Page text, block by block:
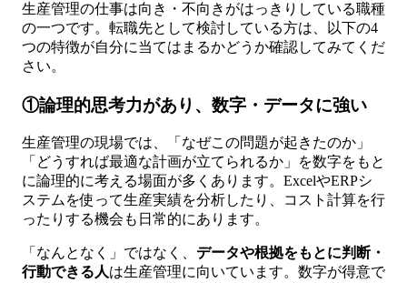
生産管理の仕事は向き・不向きがはっきりしている職種
の一つです。転職先として検討している方は、以下の4
つの特徴が自分に当てはまるかどうか確認してみてくだ
さい。
①論理的思考力があり、数字・データに強い
生産管理の現場では、「なぜこの問題が起きたのか」
「どうすれば最適な計画が立てられるか」を数字をもと
に論理的に考える場面が多くあります。ExcelやERPシ
ステムを使って生産実績を分析したり、コスト計算を行
ったりする機会も日常的にあります。
「なんとなく」ではなく、 データや根拠をもとに判断・
行動できる人は生産管理に向いています。数字が得意で